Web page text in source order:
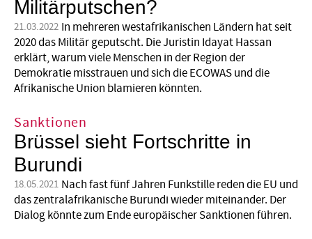
Militärputschen?
21.03.2022 In mehreren westafrikanischen Ländern hat seit
2020 das Militär geputscht. Die Juristin Idayat Hassan
erklärt, warum viele Menschen in der Region der
Demokratie misstrauen und sich die ECOWAS und die
Afrikanische Union blamieren könnten.
Sanktionen
Brüssel sieht Fortschritte in
Burundi
18.05.2021 Nach fast fünf Jahren Funkstille reden die EU und
das zentralafrikanische Burundi wieder miteinander. Der
Dialog könnte zum Ende europäischer Sanktionen führen.